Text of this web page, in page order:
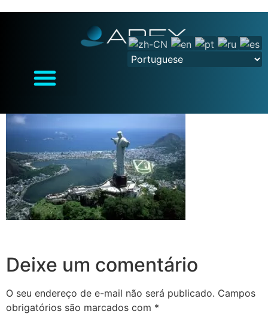
Deixe um comentário
O seu endereço de e-mail não será publicado. Campos
obrigatórios são marcados com *